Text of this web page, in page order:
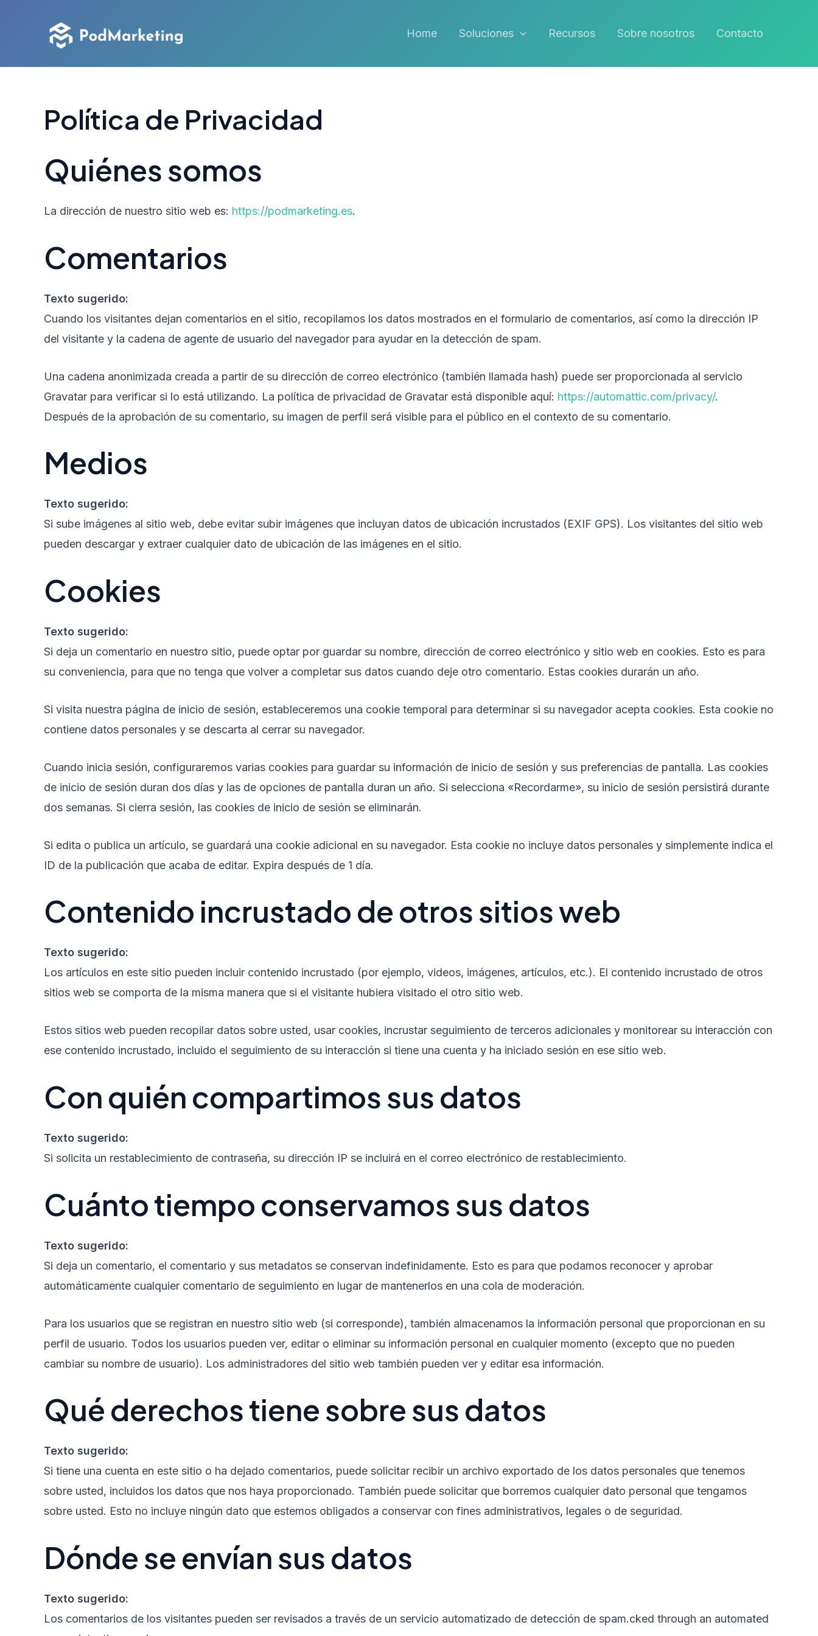
Home Soluciones Recursos Sobre nosotros Contacto
Política de Privacidad
Quiénes somos
La dirección de nuestro sitio web es: https://podmarketing.es.
Comentarios
Texto sugerido:
Cuando los visitantes dejan comentarios en el sitio, recopilamos los datos mostrados en el formulario de comentarios, así como la dirección IP
del visitante y la cadena de agente de usuario del navegador para ayudar en la detección de spam.
Una cadena anonimizada creada a partir de su dirección de correo electrónico (también llamada hash) puede ser proporcionada al servicio
Gravatar para verificar si lo está utilizando. La política de privacidad de Gravatar está disponible aquí: https://automattic.com/privacy/.
Después de la aprobación de su comentario, su imagen de perfil será visible para el público en el contexto de su comentario.
Medios
Texto sugerido:
Si sube imágenes al sitio web, debe evitar subir imágenes que incluyan datos de ubicación incrustados (EXIF GPS). Los visitantes del sitio web
pueden descargar y extraer cualquier dato de ubicación de las imágenes en el sitio.
Cookies
Texto sugerido:
Si deja un comentario en nuestro sitio, puede optar por guardar su nombre, dirección de correo electrónico y sitio web en cookies. Esto es para
su conveniencia, para que no tenga que volver a completar sus datos cuando deje otro comentario. Estas cookies durarán un año.
Si visita nuestra página de inicio de sesión, estableceremos una cookie temporal para determinar si su navegador acepta cookies. Esta cookie no
contiene datos personales y se descarta al cerrar su navegador.
Cuando inicia sesión, configuraremos varias cookies para guardar su información de inicio de sesión y sus preferencias de pantalla. Las cookies
de inicio de sesión duran dos días y las de opciones de pantalla duran un año. Si selecciona «Recordarme», su inicio de sesión persistirá durante
dos semanas. Si cierra sesión, las cookies de inicio de sesión se eliminarán.
Si edita o publica un artículo, se guardará una cookie adicional en su navegador. Esta cookie no incluye datos personales y simplemente indica el
ID de la publicación que acaba de editar. Expira después de 1 día.
Contenido incrustado de otros sitios web
Texto sugerido:
Los artículos en este sitio pueden incluir contenido incrustado (por ejemplo, videos, imágenes, artículos, etc.). El contenido incrustado de otros
sitios web se comporta de la misma manera que si el visitante hubiera visitado el otro sitio web.
Estos sitios web pueden recopilar datos sobre usted, usar cookies, incrustar seguimiento de terceros adicionales y monitorear su interacción con
ese contenido incrustado, incluido el seguimiento de su interacción si tiene una cuenta y ha iniciado sesión en ese sitio web.
Con quién compartimos sus datos
Texto sugerido:
Si solicita un restablecimiento de contraseña, su dirección IP se incluirá en el correo electrónico de restablecimiento.
Cuánto tiempo conservamos sus datos
Texto sugerido:
Si deja un comentario, el comentario y sus metadatos se conservan indefinidamente. Esto es para que podamos reconocer y aprobar
automáticamente cualquier comentario de seguimiento en lugar de mantenerlos en una cola de moderación.
Para los usuarios que se registran en nuestro sitio web (si corresponde), también almacenamos la información personal que proporcionan en su
perfil de usuario. Todos los usuarios pueden ver, editar o eliminar su información personal en cualquier momento (excepto que no pueden
cambiar su nombre de usuario). Los administradores del sitio web también pueden ver y editar esa información.
Qué derechos tiene sobre sus datos
Texto sugerido:
Si tiene una cuenta en este sitio o ha dejado comentarios, puede solicitar recibir un archivo exportado de los datos personales que tenemos
sobre usted, incluidos los datos que nos haya proporcionado. También puede solicitar que borremos cualquier dato personal que tengamos
sobre usted. Esto no incluye ningún dato que estemos obligados a conservar con fines administrativos, legales o de seguridad.
Dónde se envían sus datos
Texto sugerido:
Los comentarios de los visitantes pueden ser revisados a través de un servicio automatizado de detección de spam.cked through an automated